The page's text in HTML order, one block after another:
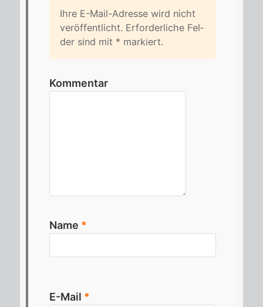
Ihre E-Mail-Adres­se wird nicht
ver­öf­fent­licht. Er­for­der­li­che Fel­
der sind mit * mar­kiert.
Kommentar
Name *
E-Mail *